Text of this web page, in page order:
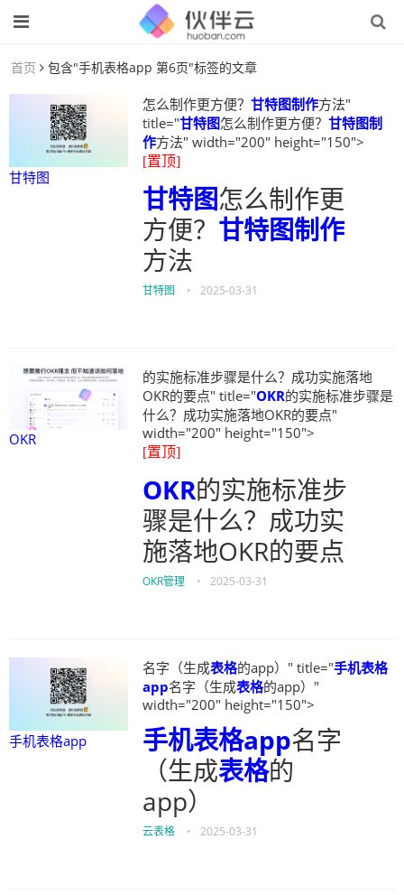
首页 包含"手机表格app 第6页"标签的文章
甘特图
怎么制作更方便？ 甘特图制作方法"
title="甘特图怎么制作更方便？ 甘特图制
作方法" width="200" height="150">
[置顶]
甘特图怎么制作更
方便？ 甘特图制作
方法
甘特图 • 2025-03-31
OKR
的实施标准步骤是什么？成功实施落地
OKR的要点" title="OKR的实施标准步骤是
什么？成功实施落地OKR的要点"
width="200" height="150">
[置顶]
OKR的实施标准步
骤是什么？成功实
施落地OKR的要点
OKR管理 • 2025-03-31
手机表格app
名字（生成表格的app）" title="手机表格
app名字（生成表格的app）"
width="200" height="150">
手机表格app名字
（生成表格的
app）
云表格 • 2025-03-31